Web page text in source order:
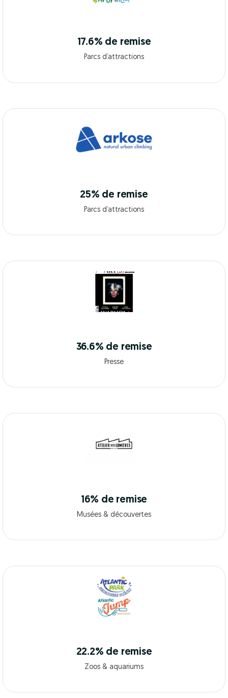
17.6% de remise
Parcs d’attractions
25% de remise
Parcs d’attractions
36.6% de remise
Presse
16% de remise
Musées & découvertes
22.2% de remise
Zoos & aquariums